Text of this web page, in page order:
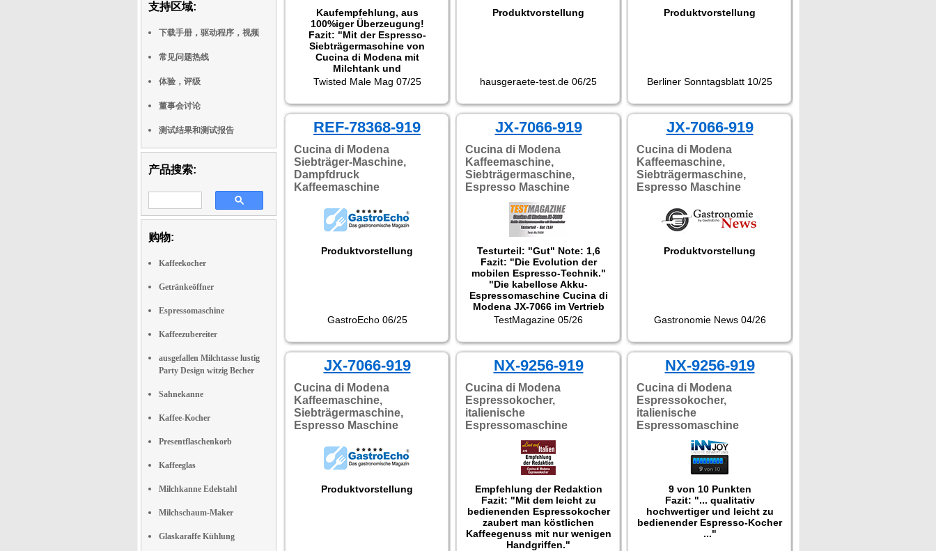
支持区域:
下载手册，驱动程序，视频
常见问题热线
体验，评级
董事会讨论
测试结果和测试报告
产品搜索:
购物:
Kaffeekocher
Getränkeöffner
Espressomaschine
Kaffeezubereiter
ausgefallen Milchtasse lustig
Party Design witzig Becher
Sahnekanne
Kaffee-Kocher
Presentflaschenkorb
Kaffeeglas
Milchkanne Edelstahl
Milchschaum-Maker
Glaskaraffe Kühlung
Kaufempfehlung, aus
100%iger Überzeugung!
Fazit: "Mit der Espresso-
Siebträgermaschine von
Cucina di Modena mit
Milchtank und
Milchaufschäumer kann man
zu Hause oder im Büro auf
Knopfdruck bequem leckere
Kaffeespezialitäten
zubereiten: Cappuccino, Latte
Macchiato oder Flat White,
einfachen oder doppelten
Espresso, kaltgebrauten
Kaffee oder Americano. Dank
des großzügigen Wassertanks
mit 1,5 Litern Kapazität kocht
ständige nachfüllen zu
müssen. Ideal für den ersten
Kaffee am Morgen und für
eine Pause im Laufe des
Tages!"
Twisted Male Mag 07/25
Produktvorstellung
hausgeraete-test.de 06/25
Produktvorstellung
Berliner Sonntagsblatt 10/25
REF-78368-919
Cucina di Modena
Siebträger-Maschine,
Dampfdruck
Kaffeemaschine
Produktvorstellung
GastroEcho 06/25
JX-7066-919
Cucina di Modena
Kaffeemaschine,
Siebträgermaschine,
Espresso Maschine
Testurteil: "Gut" Note: 1,6
Fazit: "Die Evolution der
mobilen Espresso-Technik."
"Die kabellose Akku-
Espressomaschine Cucina di
Modena JX-7066 im Vertrieb
des Versenders Pearl stellt im
aktuellen Marktumfeld eine
technologisch ausgereifte
und ökonomisch attraktive
Lösung für den mobilen
Kaffeekonsum dar. Die
überzeugende Qualität des
Espressos und die
Vielseitigkeit bei der Wahl
zwischen Kapseln und Pulver
machen die JX-7066 zu einem
der vielseitigsten Geräte in
ihrer Preisklasse."
TestMagazine 05/26
JX-7066-919
Cucina di Modena
Kaffeemaschine,
Siebträgermaschine,
Espresso Maschine
Produktvorstellung
Gastronomie News 04/26
JX-7066-919
Cucina di Modena
Kaffeemaschine,
Siebträgermaschine,
Espresso Maschine
Produktvorstellung
NX-9256-919
Cucina di Modena
Espressokocher,
italienische
Espressomaschine
Empfehlung der Redaktion
Fazit: "Mit dem leicht zu
bedienenden Espressokocher
zaubert man köstlichen
Kaffeegenuss mit nur wenigen
Handgriffen."
NX-9256-919
Cucina di Modena
Espressokocher,
italienische
Espressomaschine
9 von 10 Punkten
Fazit: "... qualitativ
hochwertiger und leicht zu
bedienender Espresso-Kocher
..."